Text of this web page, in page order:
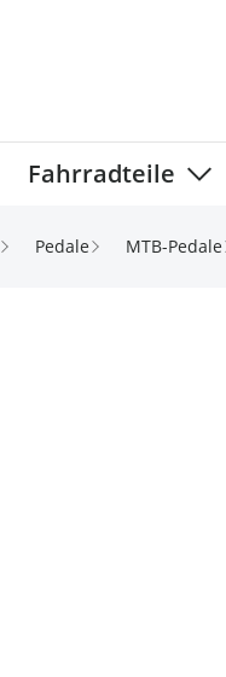
Fahrradteile
Pedale MTB-Pedale